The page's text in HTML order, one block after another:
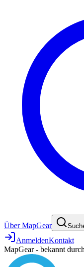
Über MapGear
AnmeldenKontakt
MapGear - bekannt